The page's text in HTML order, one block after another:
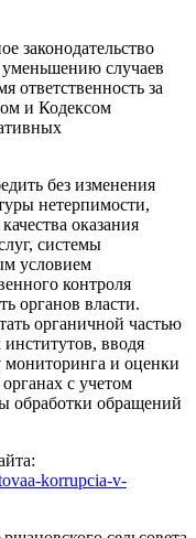
законодательство
уменьшению случаев
ответственность за
и Кодексом
без изменения
нетерпимости,
оказания
системы
условием
контроля
органов власти.
органичной частью
вводя
мониторинга и оценки
с учетом
обработки обращений
korrupcia-v-